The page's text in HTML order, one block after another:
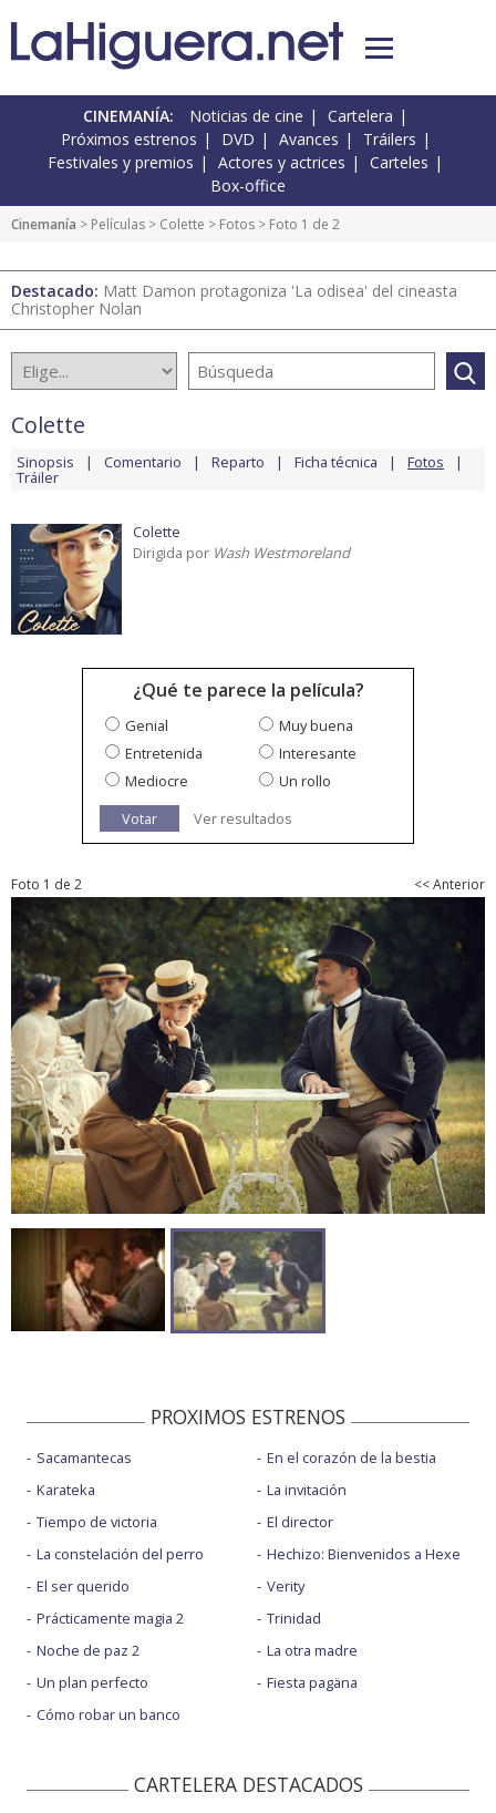
CINEMANÍA: Noticias de cine
Cartelera
Próximos estrenos
DVD Avances
Tráilers
Festivales y premios
Actores y actrices
Carteles
Box-office
Cinemanía > Películas > Colette > Fotos > Foto 1 de 2
Destacado: Matt Damon protagoniza 'La odisea' del cineasta
Christopher Nolan
Colette
Sinopsis Comentario Reparto Ficha técnica Fotos
Tráiler
Colette
Dirigida por Wash Westmoreland
¿Qué te parece la película?
Genial
Muy buena
Entretenida
Interesante
Mediocre
Un rollo
Votar
Ver resultados
Foto 1 de 2 << Anterior
PROXIMOS ESTRENOS
Sacamantecas
Karateka
Tiempo de victoria
La constelación del perro
El ser querido
Prácticamente magia 2
Noche de paz 2
Un plan perfecto
Cómo robar un banco
En el corazón de la bestia
La invitación
El director
Hechizo: Bienvenidos a Hexe
Verity
Trinidad
La otra madre
Fiesta pagäna
CARTELERA DESTACADOS